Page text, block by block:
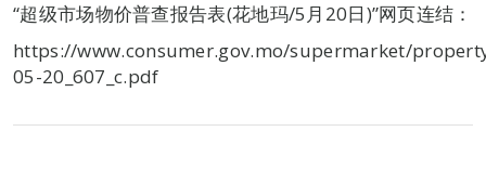
“超级市场物价普查报告表(花地玛/5月20日)”网页连结：
https://www.consumer.gov.mo/supermarket/
05-20_607_c.pdf